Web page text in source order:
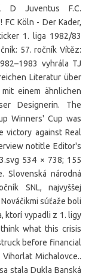
D Juventus F.C.
Köln - Der Kader,
1. liga 1982/83
57. ročník Vítěz:
vyhrála TJ
Literatur über
einem ähnlichen
Designerin. The
Winners' Cup was
victory against Real
notitle Editor's
534 × 738; 155
Slovenská národná
SNL, najvyššej
súťaže boli
ktorí vypadli z 1. ligy
what this crisis
before financial
Michalovce..
stala Dukla Banská